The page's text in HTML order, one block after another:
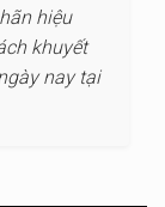
hiệu
khuyết
nay tại